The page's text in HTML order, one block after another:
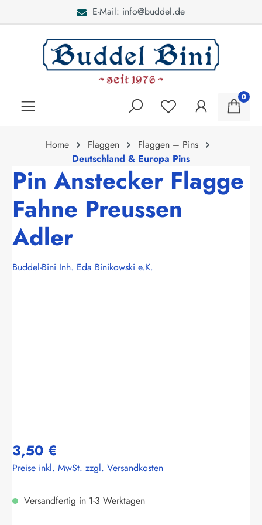
E-Mail: info@buddel.de
0
Home Flaggen
Flaggen – Pins
Deutschland & Europa Pins
Pin Anstecker Flagge
Fahne Preussen
Adler
Buddel-Bini Inh. Eda Binikowski e.K.
3,50 €
Preise inkl. MwSt. zzgl. Versandkosten
Versandfertig in 1-3 Werktagen